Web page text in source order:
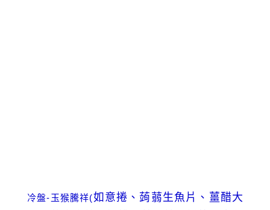
冷盤-玉猴騰祥(如意捲、 蒟蒻生魚片、 薑醋大